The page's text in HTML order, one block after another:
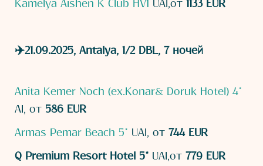
Kamelya Aishen K Club HV1 UAI,от 1133 EUR
✈️21.09.2025, Antalya, 1/2 DBL, 7 ночей
Anita Kemer Noch (ex.Konar& Doruk Hotel) 4*
AI, от 586 EUR
Armas Pemar Beach 5* UAI, от 744 EUR
Q Premium Resort Hotel 5* UAI,от 779 EUR